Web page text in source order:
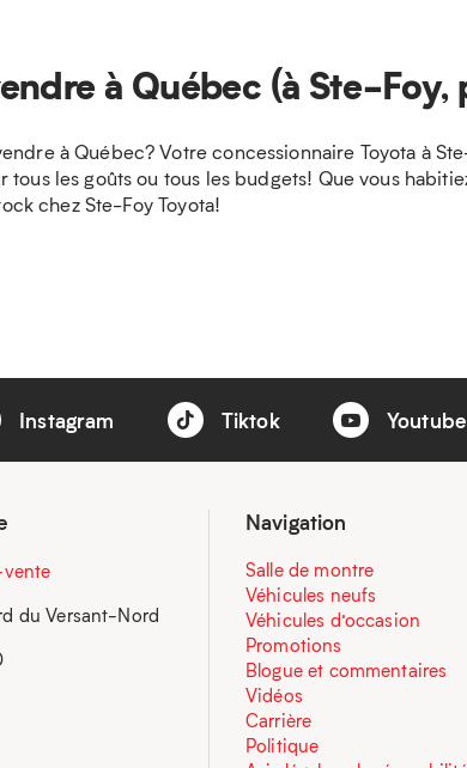
à Québec (à Ste-Foy,
à Québec? Votre concessionnaire Toyota à
les goûts ou tous les budgets! Que vous
chez Ste-Foy Toyota!
Instagram Tiktok Youtube
du Versant-Nord
Navigation
Salle de montre
Véhicules neufs
Véhicules d’occasion
Promotions
Blogue et commentaires
Vidéos
Carrière
Politique